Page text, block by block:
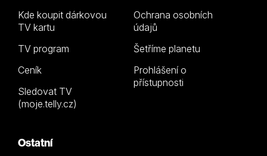
Kde koupit dárkovou
TV kartu
TV program
Ceník
Sledovat TV
(moje.telly.cz)
Ochrana osobních
údajů
Šetříme planetu
Prohlášení o
přístupnosti
Ostatní